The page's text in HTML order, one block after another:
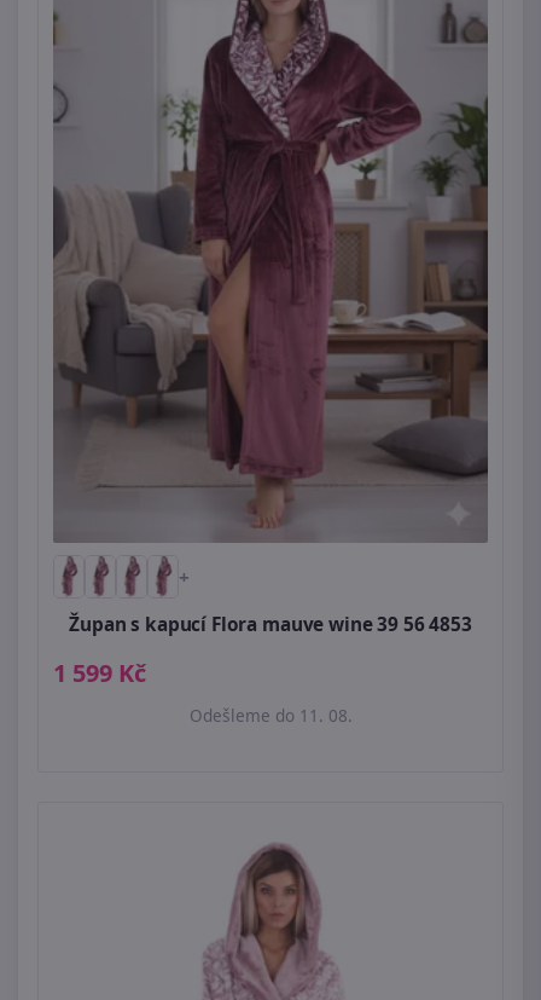
+
Župan s kapucí Flora mauve wine 39 56 4853
1 599 Kč
Odešleme do 11. 08.